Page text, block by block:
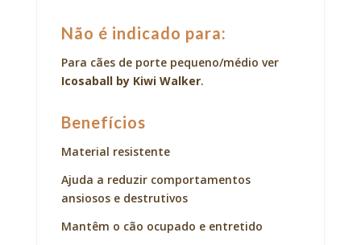
Não é indicado para:
Para cães de porte pequeno/médio ver
Icosaball by Kiwi Walker.
Benefícios
Material resistente
Ajuda a reduzir comportamentos
ansiosos e destrutivos
Mantêm o cão ocupado e entretido